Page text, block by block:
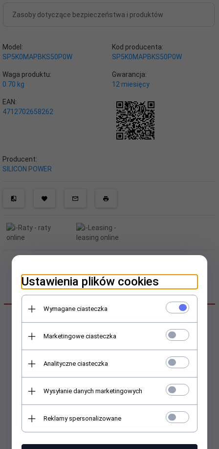
Zasoby dotyczące bezpieczeństwa i produktów
Model:
SP5K0MAPBKS50P0W
Kod producenta:
SP5K0MAPBKS50P0W
Waga produktu:
0.70 kg
Gwarancja:
12 miesięcy
EAN:
4712702658262
Producent:
SILICON POWER
OPIS PRODUKTU
Powerbank Silicon Power S50
5000mAh 2xUSB LED biały
EAN/UPC:4712702658262
Ustawienia plików cookies
Wymagane ciasteczka
Marketingowe ciasteczka
Analityczne ciasteczka
Wysyłanie danych marketingowych
Reklamy spersonalizowane